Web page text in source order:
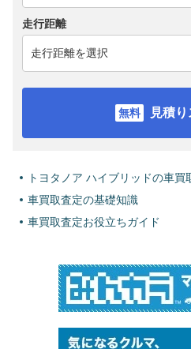
走行距離
見積り
トヨタノア ハイブリッドの車買
車買取査定の基礎知識
車買取査定お役立ちガイド